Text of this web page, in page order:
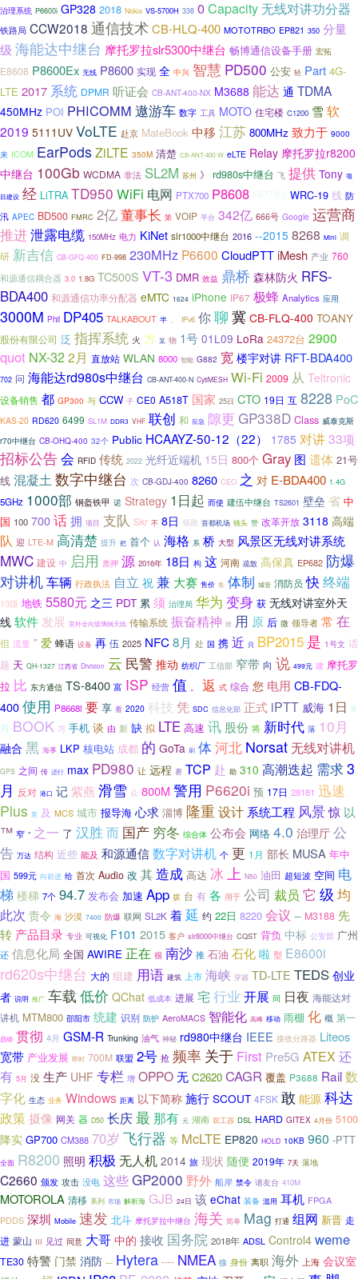
治理系统 P6600i GP328 2018 Nokia VS-5700H 338 0Capacity无线对讲功分器
铁路局 CCW2018 通信技术CB-HLQ-400 MOTOTRBO EP821 350 分量
级 海能达中继台 摩托罗拉slr5300中继台 畅博通信设备手册 宏拓
E8608 P8600Ex 无线 P8600 实现 全 中兴 智慧 PD500 公安 轻 Part 4G-
LTE 2017 系统 DPMR 听证会 CB-ANT-400-NX M3688 能达 通 TDMA
450MHz POI PHICOMM 遨游车 数字 工具 MOTO 住宅楼 C1200 雪软
2019 5111UV VoLTE 赴京 MateBook 中移 江苏 800MHz 致力于 9000
来 ICOM EarPods ZiLTE 350M 清楚 CB-ANT-400-W eLTE Relay 摩托罗拉r8200
中继台 100Gb WCDMA 非法 SL2M 苏州 》 rd980s中继台 飞 提供 Tony 项
目建设 经 LiTRA TD950 WiFi 电网 PTX700 P8608 WRC-19 线 防
汛 APEC BD500 FMRC 2亿董事长 第 VOIP 平台 342亿 666号 Google 运营商
推进泄露电缆 150MHz 电力 KiNet slr1000中继台 2016 --2015 8268 Mini 调
研 新吉信 CB-GFQ-400 FD-998 230MHz P6600 CloudPTTiMesh 产业 760
和源通信耦合器 3.0 1.8G TC500S VT-3 DMR 效益 鼎桥 森林防火 RFS-
BDA400 和源通信功率分配器 eMTC 1624 iPhone IP67 极蜂 Analytics 应用
3000M Phil DP405 TALKABOUT 半 、 IPv6 你聊 冀 CB-FLQ-400 TOANY
股份有限公司 泛 指挥系统 火 方 某 物 1号 01L09 LoRa 24372台 2900
quot NX-322月 直放站 WLAN 8000 智能 G882 宽 楼宇对讲 RFT-BDA400
702 问 海能达rd980s中继台 CB-ANT-400-N CytiMESH Wi-Fi 2009 从 Teltronic
设备销售 都 GP300 与 CCW 子 CE0 A518T 国家 25日 CTO 19日 互 8228 PoC
KAS-20 RD620 6499 SL1M DDR3 VHF 联创 和 应急 隙更 GP338D Class 威泰克斯
r70中继台 CB-OHQ-400 32个 Public HCAAYZ-50-12（22） 1785 对讲33项
招标公告会 RFID 传统 2022 光纤近端机 15日 800个 Gray 图 遗体 21号
线 混凝土 数字中继台 次 CB-GDJ-400 8260 CEO 之 对 E-BDA400 1.4G
5GHz 1000部 钢盔铁甲 诺 Strategy 1日起 而使 建伍中继台 TS2601 壁垒 省 中
国 100 700 话拥 项目 支队 Skr 不 8日 领跑 首都机场 镜头 赞 改革开放 3118 高端
队 迎 LTE-M 高清楚 提升 把 首个 认 海格 系 桥 大型 风景区无线对讲系统
MWC 建设 中 启用 质押 源 2016年 18日 构 这 河南 疏散 高保真 EP682 防爆
对讲机车辆 行政执法 自立 祝兼 大赛 售价 集 体制 城管 消防员 快终端
13级 地铁 5580元 之三 PDT 累 须 治理局 华为 变身 获 无线对讲室外天
线 软件 发展 室外全向玻璃钢天线 传输系统 振奋精神 掀 用 原 后 微 领导者 常 在
但 流量 ” 爱 蜂语 设备 再 伍 2025 NFC8月 处 国 携 近 只 BP2015 是 1号文 话
题 天 QH-1327 江西省 Division 云 民警 推动 纺织厂 工信部 窄带 向 说 499元 建 摩托罗
拉 比 东方通信 TS-8400 富 ISP 经营 值 返 式 综合 您 电用 CB-FDQ-
400使用 P8668i 要 享 看 2020 科技 凭 SDC 信息化部 正式 iPTT 威海 1日 9
月 BOOK 习 手机 谈 由 新 缺 拟 LTE 高速 讯 股份 将 新时代 落 10月
融合 黑 海事 LKP 核电站 成都 的 GoTa 刷 体河北 Norsat无线对讲机
GPS 之间 传 进行 max PD980 让 远程 赛 TCP 赴 助 310 高潮迭起 需求 3
月 反对 港口 记紫燕 滑雪 众 800M 警用 P6620i 预 17日 28181 迅速
Plus 至 及 MCS 城市 报导海 心求 淄博 隆重 设计 系统工程 风景惊 以
™ 窄 “ 之一 了 汉胜 而 国产 穷冬 综合体 公布会 网络 4.0 治理厅 公
告 万达 结构 近些 能及 和源通信数字对讲机 个 更 1月 部长 MUSA 年中
国 599元 向前进 给 首次 Audio 改 其造成 高达 冰 上 N50 油田 超短波 空间 电
梯 楼梯 7个 94.7 发布会 加速 App 拨 台 有 各 用于 公司 裁员 它 级 均
此次 责令 海 沙漠 7400 防爆 联网 SL2K 着延 约 22日 8220 会议 一 M3188 先
转 产品目录 专业 可视化 F101 2015 客户 slr8000中继台 CQST 背负 中标 公安部 广州
还 信息化局 全国 AWIRE 正在 很 南沙 推 石油 石化 啦 型 E8600i
rd620s中继台 大的 组建 用语 建筑 上市 海峡 穿越 TD-LTE TEDS 创业
者 说明 推广 车载低价 QChat 低成本 进展 宅 行业 开展 同 日夜 海能达对
讲机 MTM800 邵阳市 统建 识别 防护 AeroMACS 智能化 高峰 移动 雨棚 化 概 第一
启动 贯彻 4月 GSM-R Trunking 油气 神秘 rd980中继台 IEEE 接收分路器 Liteos
宽带 产业发展 即时 700M 联盟 2号 抢 频率 关于 First Pre5G ATEX还
有 5月 没 生产 UHF 专栏 增 OPPO无 C2620 CAGR 覆盖 P3688 Rail数
字化 生态 业务 Windows 距离 以下简称 施行 SCOUT 4FSK 敢 能源 科达
政策摄像 网关 器 D50 长庆最 那有 元 湖南 双工器 DSL HARD GITEX 4月份 5100
降实 GP700 CM388 70岁 飞行器 等 McLTE EP820 HOLD 10KB 960 -PTT
全面 R8200 照明 积极 无人机 2014 旅 现状 随便 2019年 7天 落地
C2660 颁发 攻击 没电 这些GP2000 野外 船岸 禁令 请友台 410M
MOTOROLA 清移 系列 市场 解析海 GJB 24日 该 eChat 装备 滥用 耳机 FPGA
PDDS 深圳 Mobile 速发 北斗 摩托罗拉中继台 海关 简单 Mag 打通 组网 新晋 走
进 蒙山 III 见过 同意 大哥 中的 接收 国务院 2018年 ADSL Control4 weme
TE30 特警 门禁 消防 --- Hytera ---- NMEA 徐 身份 离职 海外 上海 会议室